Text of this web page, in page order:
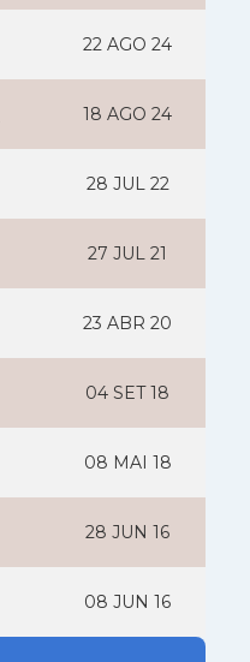
22 AGO 24
18 AGO 24
28 JUL 22
27 JUL 21
23 ABR 20
04 SET 18
08 MAI 18
28 JUN 16
08 JUN 16